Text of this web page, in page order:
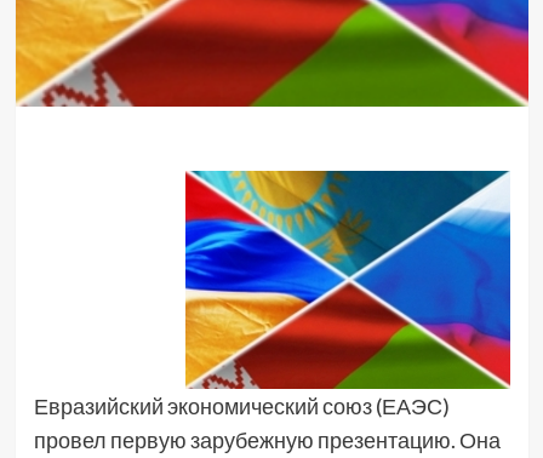
Евразийский экономический союз (ЕАЭС)
провел первую зарубежную презентацию. Она